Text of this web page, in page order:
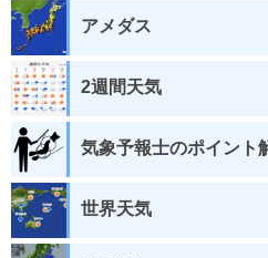
アメダス
2週間天気
気象予報士のポイント
世界天気